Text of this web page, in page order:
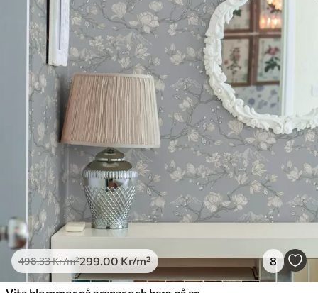
498.33Kr/m²299.00 Kr/m² 8